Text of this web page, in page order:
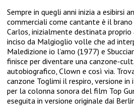
Sempre in quegli anni inizia a esibirsi
commerciali come cantante è il
Carlos, inizialmente destinata
inciso da Malgioglio volle che ad
Maledizione io l’amo (1977) e
finisce per diventare una canzone-
autobiografico, Clown e così via.
canzone Toglimi il respiro, versione
per la colonna sonora del film Top
eseguita in versione originale dai